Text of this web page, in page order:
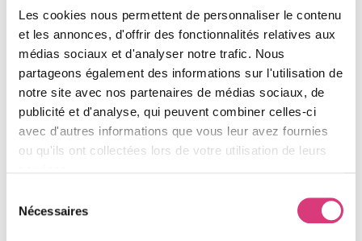
Les cookies nous permettent de personnaliser le contenu
et les annonces, d'offrir des fonctionnalités relatives aux
médias sociaux et d'analyser notre trafic. Nous
partageons également des informations sur l'utilisation de
notre site avec nos partenaires de médias sociaux, de
publicité et d'analyse, qui peuvent combiner celles-ci
avec d'autres informations que vous leur avez fournies
ou qu'ils ont collectées lors de votre utilisation de leurs
Nécessaires
POURQUOI FAIRE APPEL À TILYO ?
Un travail d’artisan est la garantie d’une pose parfaite.
Artisan qualifié et local : Notre connaissance du
marché et des spécificités architecturales locales
en Sarthe assure un conseil pertinent.
Matériaux hautes performances : Nous
Pose conforme et soignée : Une installation
professionnelle est la clé de la performance. Nous